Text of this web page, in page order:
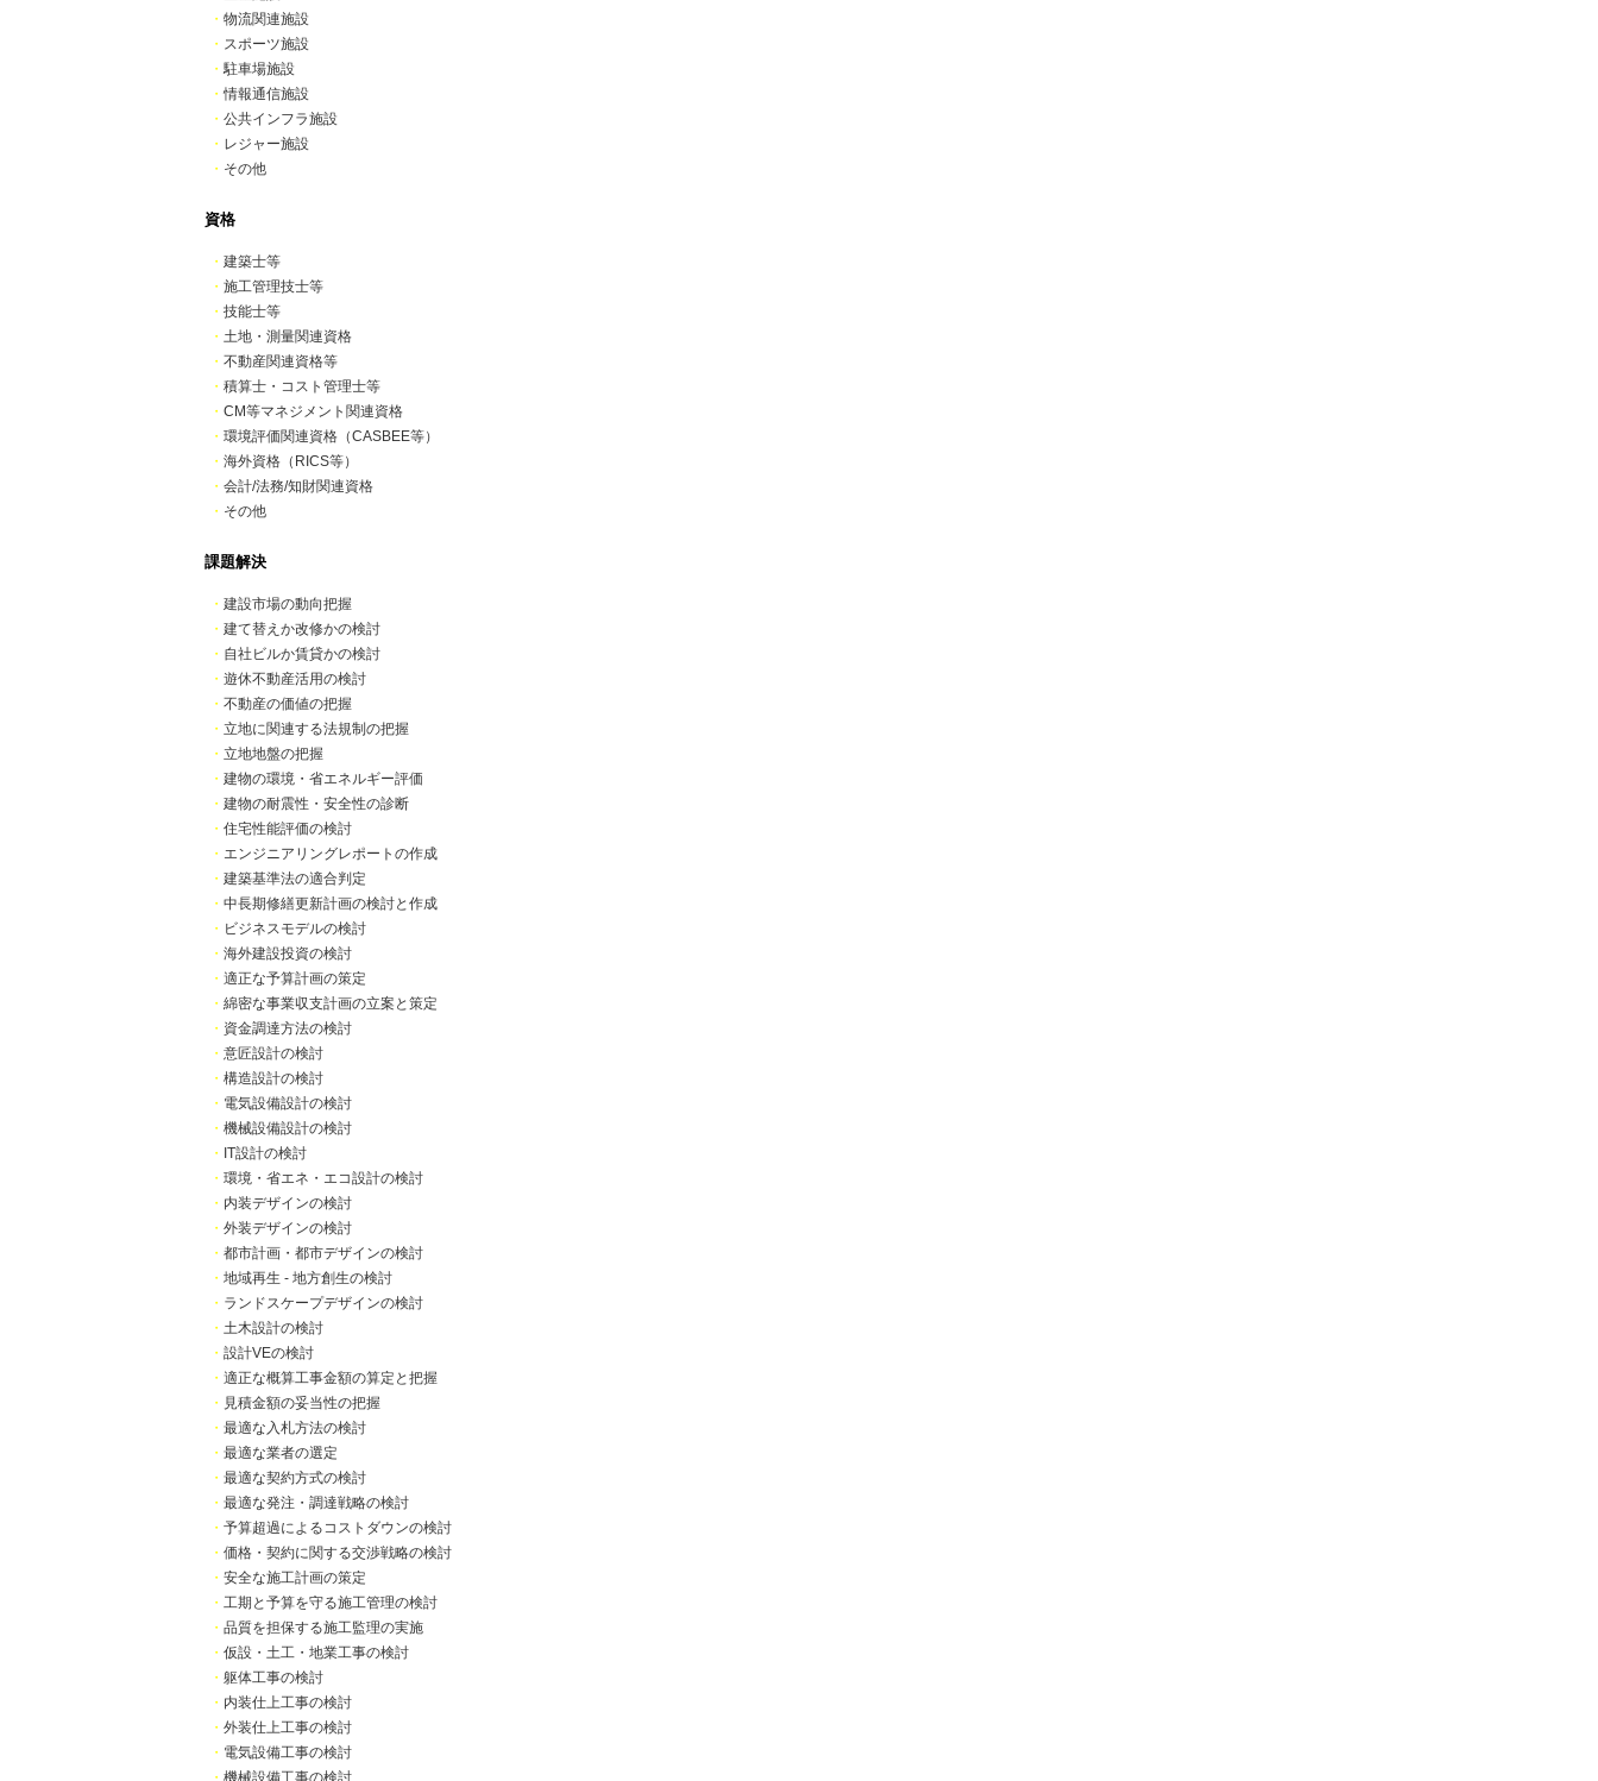
・ 物流関連施設
・ スポーツ施設
・駐車場施設
・情報通信施設
・ 公共インフラ施設
・ レジャー施設
・ その他
資格
・ 建築士等
・ 施工管理技士等
・ 技能士等
・ 土地・測量関連資格
・ 不動産関連資格等
・ 積算士・コスト管理士等
・ CM等マネジメント関連資格
・ 環境評価関連資格（CASBEE等）
・ 海外資格（RICS等）
・ 会計/法務/知財関連資格
・ その他
課題解決
・ 建設市場の動向把握
・ 建て替えか改修かの検討
・ 自社ビルか賃貸かの検討
・ 遊休不動産活用の検討
・ 不動産の価値の把握
・ 立地に関連する法規制の把握
・ 立地地盤の把握
・ 建物の環境・省エネルギー評価
・ 建物の耐震性・安全性の診断
・ 住宅性能評価の検討
・ エンジニアリングレポートの作成
・ 建築基準法の適合判定
・ 中長期修繕更新計画の検討と作成
・ ビジネスモデルの検討
・ 海外建設投資の検討
・ 適正な予算計画の策定
・ 綿密な事業収支計画の立案と策定
・ 資金調達方法の検討
・ 意匠設計の検討
・ 構造設計の検討
・ 電気設備設計の検討
・ 機械設備設計の検討
・ IT設計の検討
・ 環境・省エネ・エコ設計の検討
・ 内装デザインの検討
・ 外装デザインの検討
・ 都市計画・都市デザインの検討
・ 地域再生 - 地方創生の検討
・ ランドスケープデザインの検討
・ 土木設計の検討
・ 設計VEの検討
・ 適正な概算工事金額の算定と把握
・ 見積金額の妥当性の把握
・ 最適な入札方法の検討
・ 最適な業者の選定
・ 最適な契約方式の検討
・ 最適な発注・調達戦略の検討
・ 予算超過によるコストダウンの検討
・ 価格・契約に関する交渉戦略の検討
・ 安全な施工計画の策定
・ 工期と予算を守る施工管理の検討
・ 品質を担保する施工監理の実施
・ 仮設・土工・地業工事の検討
・ 躯体工事の検討
・ 内装仕上工事の検討
・ 外装仕上工事の検討
・ 電気設備工事の検討
・ 機械設備工事の検討